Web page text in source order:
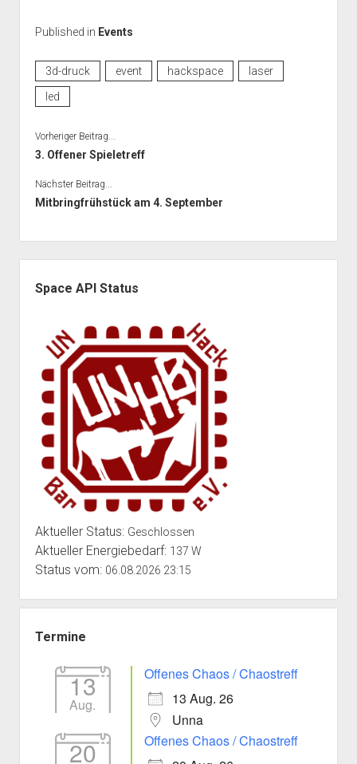
Published in Events
3d-druck event hackspace
laser
led
Vorheriger Beitrag...
3. Offener Spieletreff
Nächster Beitrag...
Mitbringfrühstück am 4. September
Space API Status
Aktueller Status: Geschlossen
Aktueller Energiebedarf: 137 W
Status vom: 06.08.2026 23:15
Termine
13
Aug.
Offenes Chaos / Chaostreff
13 Aug. 26
Unna
20
Offenes Chaos / Chaostreff